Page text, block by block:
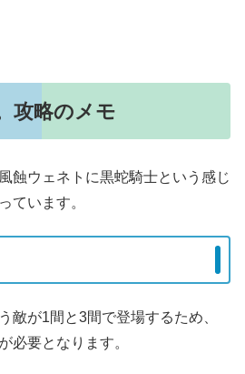
攻略のメモ
蝕ウェネトに黒蛇騎士という感じ
ています。
敵が1間と3間で登場するため、
必要となります。